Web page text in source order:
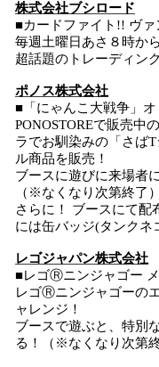
株式会社ブシロード
■カードファイト!! ヴァ
毎週土曜日あさ８時か
超話題のトレーディン
ポノス株式会社
■「にゃんこ大戦争」
PONOSTOREで販売中
ラでお馴染みの「さば
ル商品を販売！
ブースに遊びに来場者
（※なくなり次第終了）
さらに！ ブースにて配
には缶バッジ(タンクネ
レゴジャパン株式会社
■レゴⓇニンジャゴー
レゴⓇニンジャゴーの
ャレンジ！
ブースで遊ぶと、特別
る！（※なくなり次第終